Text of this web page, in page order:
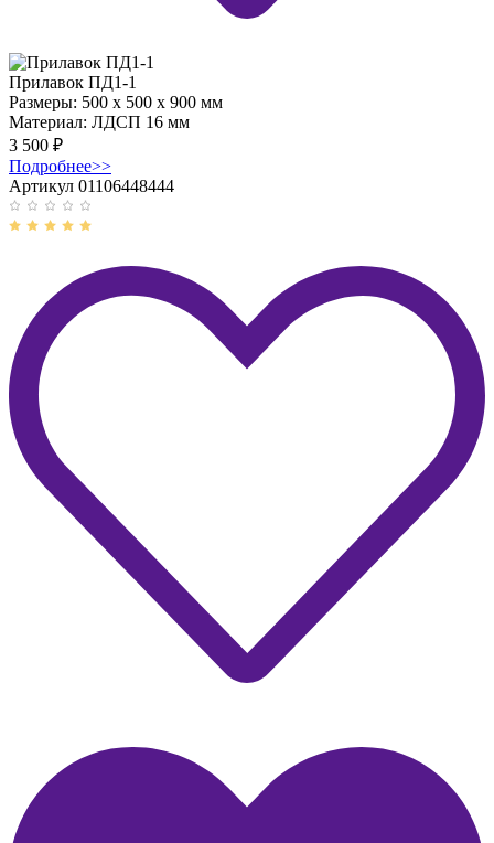
Прилавок ПД1-1
Размеры: 500 x 500 x 900 мм
Материал: ЛДСП 16 мм
3 500 ₽
Подробнее>>
Артикул 01106448444